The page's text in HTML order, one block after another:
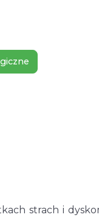
strach i